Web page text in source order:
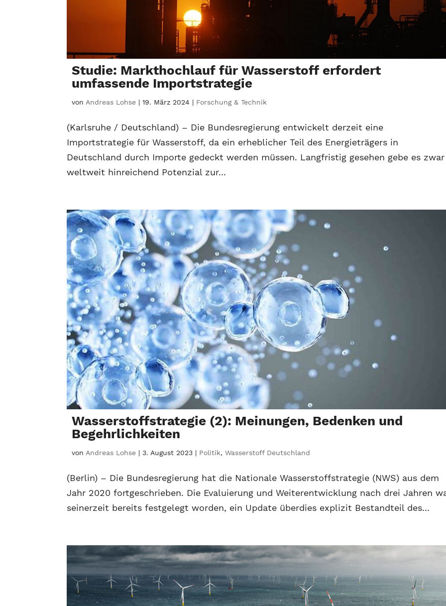
Studie: Markthochlauf für Wasserstoff erfordert
umfassende Importstrategie
von Andreas Lohse |19. März 2024 | Forschung & Technik
(Karlsruhe / Deutschland) – Die Bundesregierung entwickelt derzeit eine
Importstrategie für Wasserstoff, da ein erheblicher Teil des Energieträgers in
Deutschland durch Importe gedeckt werden müssen. Langfristig gesehen gebe es zwar
weltweit hinreichend Potenzial zur...
Wasserstoffstrategie (2): Meinungen, Bedenken und
Begehrlichkeiten
vonAndreas Lohse |3. August 2023 | Politik,Wasserstoff Deutschland
(Berlin) – Die Bundesregierung hat die Nationale Wasserstoffstrategie (NWS) aus dem
Jahr 2020 fortgeschrieben. Die Evaluierung und Weiterentwicklung nach drei Jahren
seinerzeit bereits festgelegt worden, ein Update überdies explizit Bestandteil des...